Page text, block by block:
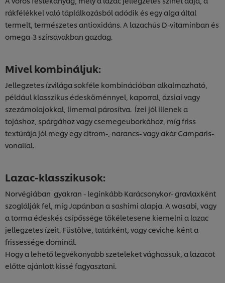
rákfélékkel való táplálkozásból adódik és egy alga által
termelt, természetes antioxidáns. A lazachús D-vitaminban és
omega-3 szírsavakban gazdag.
Mivel kombináljuk:
Jellegzetes ízvilága sokféle kombinációban alkalmazható,
például klasszikus édesköménnyel, kaporral, ázsiai vagy
szezámolajokkal, limemal párosítva. Ízei jól illenek a
tojáshoz, spárgához vagy csemegeuborkához, míg friss
textúrája jól megy egy citrom-, narancs- vagy akár Camparis-
vonallal.
Lazac-klasszikusok:
Norvégiában gyakran - leginkább Karácsonykor- gravlaxként
szoglálják fel, míg Japánban a sashimi alapja. A wasabi, vagy
a torma édeskés csípőssége tökéletesene kiemelni a lazac
jellegzetes ízeit. Füstölve, tatárként, vagy ceviche-ként a
frissessége dominál.
Hogy a lehető legvékonyabb szeteleket vághassuk, a lazacot
előtte ajánlott kissé fagyasztani.